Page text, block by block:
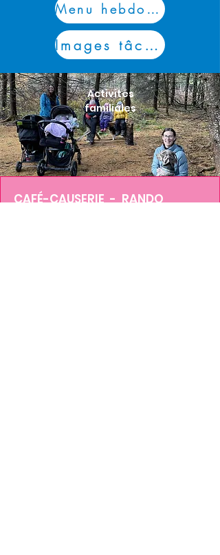
Menu hebdomadaire
Images tâches
Activités
familiales
CAFÉ-CAUSERIE - RANDO